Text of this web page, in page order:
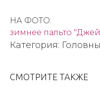
НА ФОТО:
зимнее пальто
Категория:
СМОТРИТЕ ТАКЖЕ